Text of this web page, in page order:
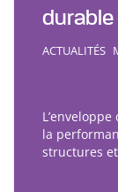
durable
ACTUALITÉS
la
structures